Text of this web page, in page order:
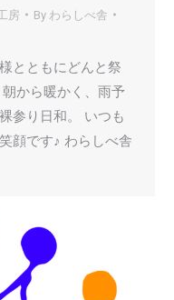
房 By わらしべ舎
とともにどんと祭
から暖かく、雨予
参り日和。 いつも
顔です♪ わらしべ舎